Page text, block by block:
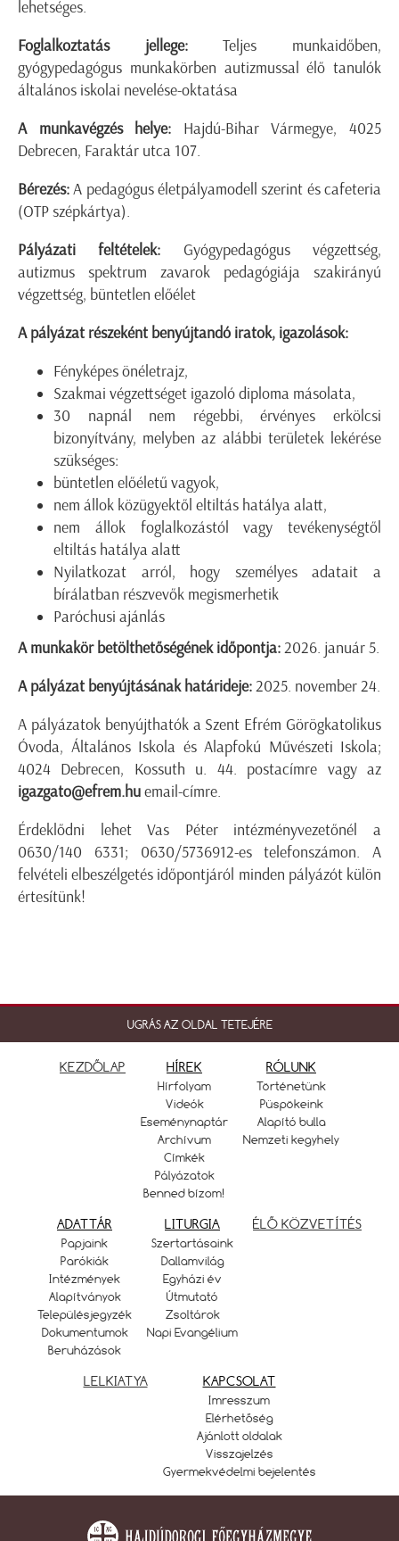
lehetséges.
Foglalkoztatás jellege:Teljes munkaidőben,
gyógypedagógus munkakörben autizmussal élő tanulók
általános iskolai nevelése-oktatása
A munkavégzés helye: Hajdú-Bihar Vármegye, 4025
Debrecen, Faraktár utca 107.
Bérezés:A pedagógus életpályamodell szerint és cafeteria
(OTP szépkártya).
Pályázati feltételek: Gyógypedagógus végzettség,
autizmus spektrum zavarok pedagógiája szakirányú
végzettség, büntetlen előélet
A pályázat részeként benyújtandó iratok, igazolások:
Fényképes önéletrajz,
Szakmai végzettséget igazoló diploma másolata,
30 napnál nem régebbi, érvényes erkölcsi
bizonyítvány, melyben az alábbi területek lekérése
szükséges:
büntetlen előéletű vagyok,
nem állok közügyektől eltiltás hatálya alatt,
nem állok foglalkozástól vagy tevékenységtől
eltiltás hatálya alatt
Nyilatkozat arról, hogy személyes adatait a
bírálatban részvevők megismerhetik
Paróchusi ajánlás
A munkakör betölthetőségének időpontja:2026. január 5.
A pályázat benyújtásának határideje:2025. november 24.
A pályázatok benyújthatók a Szent Efrém Görögkatolikus
Óvoda, Általános Iskola és Alapfokú Művészeti Iskola;
4024 Debrecen, Kossuth u. 44. postacímre vagy az
igazgato@efrem.huemail-címre.
Érdeklődni lehet Vas Péter intézményvezetőnél a
0630/140 6331; 0630/5736912-es telefonszámon. A
felvételi elbeszélgetés időpontjáról minden pályázót külön
értesítünk!
UGRÁS AZ OLDAL TETEJÉRE
KEZDŐLAP HÍREK
Hírfolyam
Videók
Eseménynaptár
Archívum
Címkék
Pályázatok
Benned bízom!
RÓLUNK
Történetünk
Püspökeink
Alapító bulla
Nemzeti kegyhely
ADATTÁR
Papjaink
Parókiák
Intézmények
Alapítványok
Településjegyzék
Dokumentumok
Beruházások
LITURGIA
Szertartásaink
Dallamvilág
Egyházi év
Útmutató
Zsoltárok
Napi Evangélium
ÉLŐ KÖZVETÍTÉS
LELKIATYA KAPCSOLAT
Imresszum
Elérhetőség
Ajánlott oldalak
Visszajelzés
Gyermekvédelmi bejelentés